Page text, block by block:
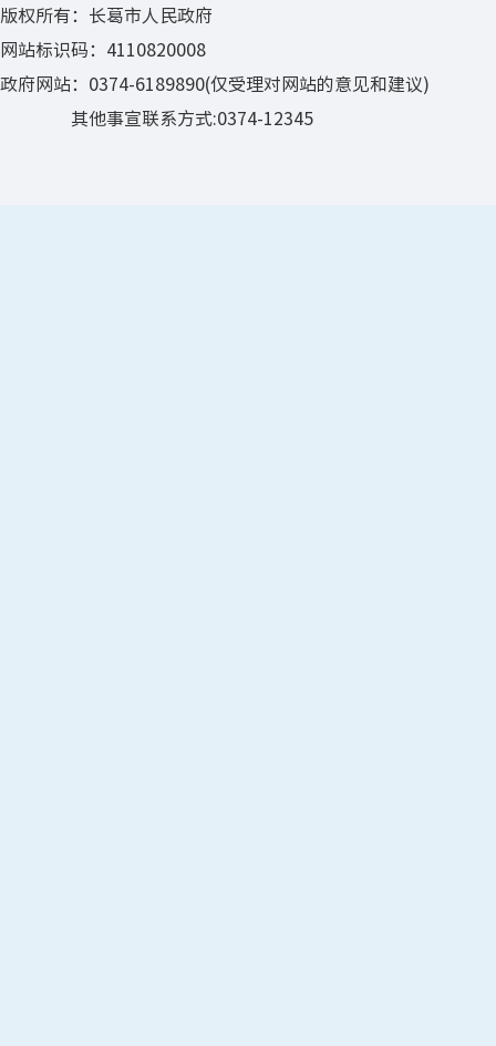
版权所有：长葛市人民政府
网站标识码：4110820008
政府网站：0374-6189890(仅受理对网站的意见和建议)
其他事宣联系方式:0374-12345